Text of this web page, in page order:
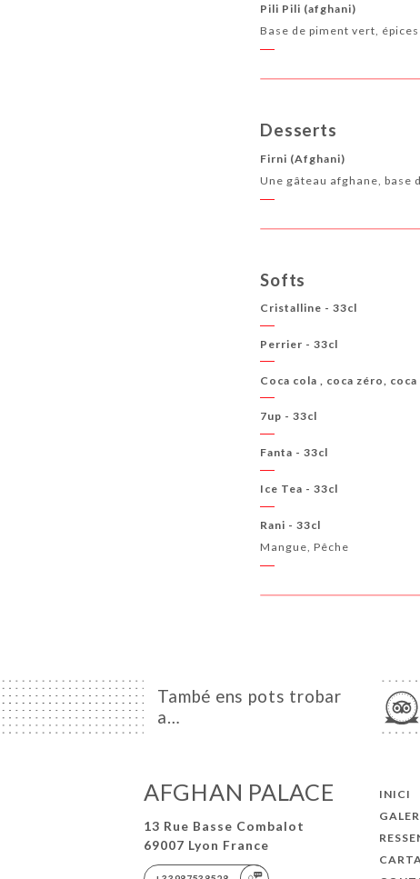
Pili Pili (afghani)
Base de piment vert,
Desserts
Firni (Afghani)
Une gâteau afghane, base
Softs
Cristalline - 33cl
Perrier - 33cl
Coca cola , coca zéro,
7up - 33cl
Fanta - 33cl
Ice Tea - 33cl
Rani - 33cl
Mangue, Pêche
També ens pots trobar
a…
AFGHAN PALACE
13 Rue Basse Combalot
69007 Lyon France
INICI
CARTA